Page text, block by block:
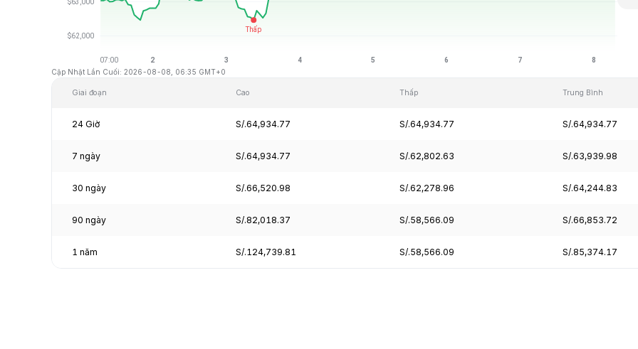
Cập Nhật Lần Cuối: 2026-08-08, 06:35 GMT+0
Giai đoạn Cao Thấp Trung Bình
24 Giờ S/.64,934.77 S/.64,934.77 S/.64,934.77
7 ngày S/.64,934.77 S/.62,802.63 S/.63,939.98
30 ngày S/.66,520.98 S/.62,278.96 S/.64,244.83
90 ngày S/.82,018.37 S/.58,566.09 S/.66,853.72
1 năm S/.124,739.81 S/.58,566.09 S/.85,374.17